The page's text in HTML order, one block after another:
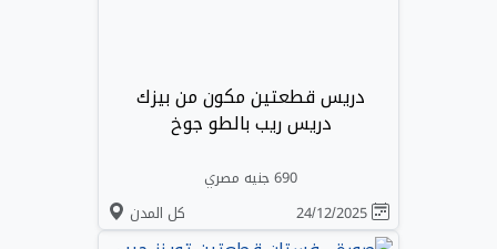
دريس قطعتين مكون من بيزك
دريس ريب بالطو جوخ
690 جنيه مصري
كل المدن